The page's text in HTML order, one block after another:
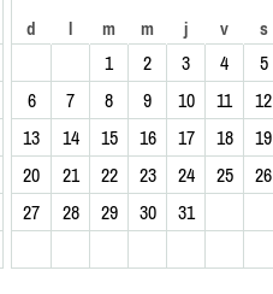
d l m m j v s
1 2 3 4
5
6
7 8 9 10 11
12
13
14 15 16 17 18
19
20
21 22 23 24 25
26
27
28 29 30 31